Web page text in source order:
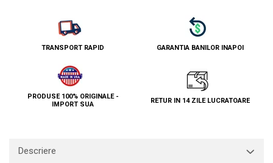
TRANSPORT RAPID GARANTIA BANILOR INAPOI
PRODUSE 100% ORIGINALE -
IMPORT SUA
RETUR IN 14 ZILE LUCRATOARE
Descriere